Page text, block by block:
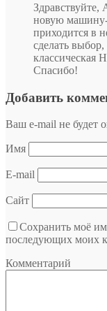
новую машину-
приходится в
сделать
классическая
Спасибо!
Добавить
Ваш e-mail не будет
Имя
E-mail
Сайт
Сохранить моё
последующих моих
Комментарий